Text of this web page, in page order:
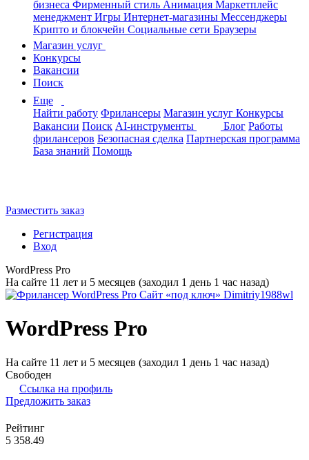
бизнеса Фирменный стиль Анимация Маркетплейс
менеджмент Игры Интернет-магазины Мессенджеры
Крипто и блокчейн Социальные сети Браузеры
Магазин услуг
Конкурсы
Вакансии
Поиск
Еще
Найти работу Фрилансеры Магазин услуг Конкурсы
Вакансии Поиск AI-инструменты Блог Работы
фрилансеров Безопасная сделка Партнерская программа
База знаний Помощь
Разместить заказ
Регистрация
Вход
WordPress Pro
На сайте 11 лет и 5 месяцев (заходил 1 день 1 час назад)
WordPress Pro
На сайте 11 лет и 5 месяцев (заходил 1 день 1 час назад)
Свободен
Ссылка на профиль
Предложить заказ
Рейтинг
5 358.49